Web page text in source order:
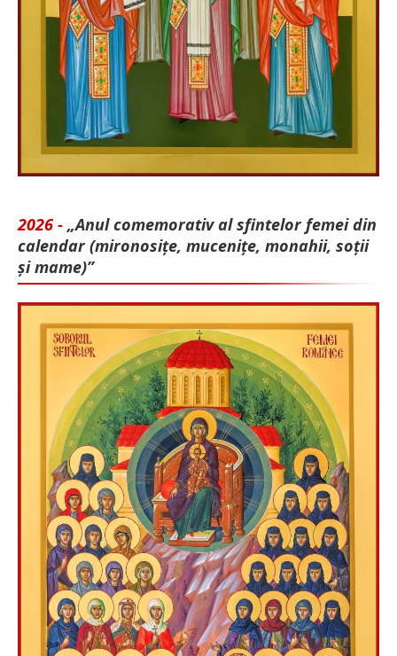
2026 - „Anul comemorativ al sfintelor femei din
calendar (mironosițe, mu­cenițe, monahii, soții
și mame)”